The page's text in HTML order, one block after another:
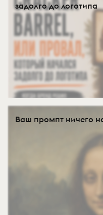
задолго до логотипа
Ваш промпт ничего